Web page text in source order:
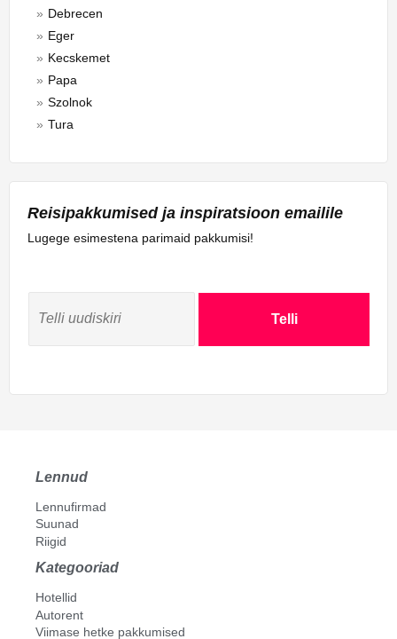
Debrecen
Eger
Kecskemet
Papa
Szolnok
Tura
Reisipakkumised ja inspiratsioon emailile
Lugege esimestena parimaid pakkumisi!
Telli
Lennud
Lennufirmad
Suunad
Riigid
Kategooriad
Hotellid
Autorent
Viimase hetke pakkumised